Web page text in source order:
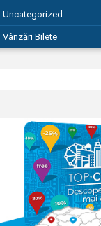
Uncategorized
Vânzări Bilete